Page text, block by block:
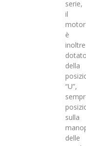
serie,
il
è
inoltre
della
“U”,
sulla
delle